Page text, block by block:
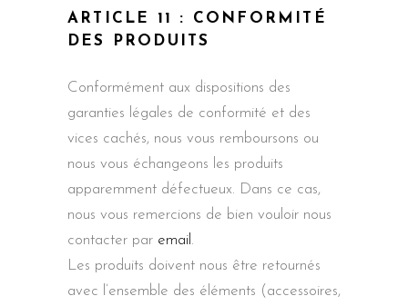
ARTICLE 11 : CONFORMITÉ
DES PRODUITS
Conformément aux dispositions des
garanties légales de conformité et des
vices cachés, nous vous remboursons ou
nous vous échangeons les produits
apparemment défectueux. Dans ce cas,
nous vous remercions de bien vouloir nous
contacter par email .
Les produits doivent nous être retournés
avec l’ensemble des éléments (accessoires,